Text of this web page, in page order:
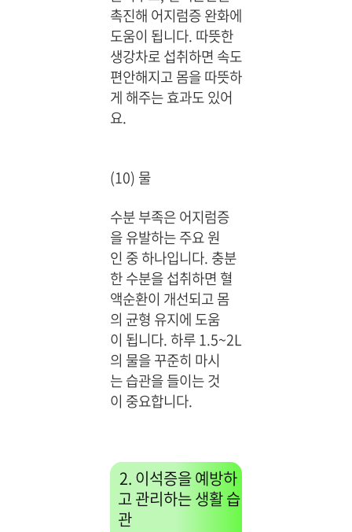
촉진해 어지럼증 완화에
도움이 됩니다. 따뜻한
생강차로 섭취하면 속도
편안해지고 몸을 따뜻하
게 해주는 효과도 있어
요.
(10) 물
수분 부족은 어지럼증
을 유발하는 주요 원
인 중 하나입니다. 충분
한 수분을 섭취하면 혈
액순환이 개선되고 몸
의 균형 유지에 도움
이 됩니다. 하루 1.5~2L
의 물을 꾸준히 마시
는 습관을 들이는 것
이 중요합니다.
2. 이석증을 예방하
고 관리하는 생활 습
관